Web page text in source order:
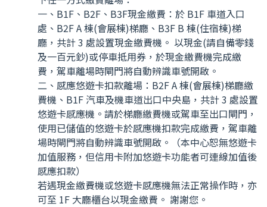
一、B1F、B2F、B3F現金繳費：於 B1F 車道入口
處、B2F A 棟(會展棟)梯廳、B3F B 棟(住宿棟)梯
廳，共計 3 處設置現金繳費機。 以現金(請自備零錢
及一百元鈔)或停車抵用券，於現金繳費機完成繳
費，駕車離場時閘門將自動辨識車號開啟。
二、感應悠遊卡扣款離場：B2F A 棟(會展棟)梯廳繳
費機、B1F 汽車及機車道出口中央島，共計 3 處設置
悠遊卡感應機。請於梯廳繳費機或駕車至出口閘門，
使用已儲值的悠遊卡於感應機扣款完成繳費，駕車離
場時閘門將自動辨識車號開啟。（本中心恕無悠遊卡
加值服務，但信用卡附加悠遊卡功能者可連線加值後
感應扣款）
若遇現金繳費機或悠遊卡感應機無法正常操作時，亦
可至 1F 大廳櫃台以現金繳費。 謝謝您。